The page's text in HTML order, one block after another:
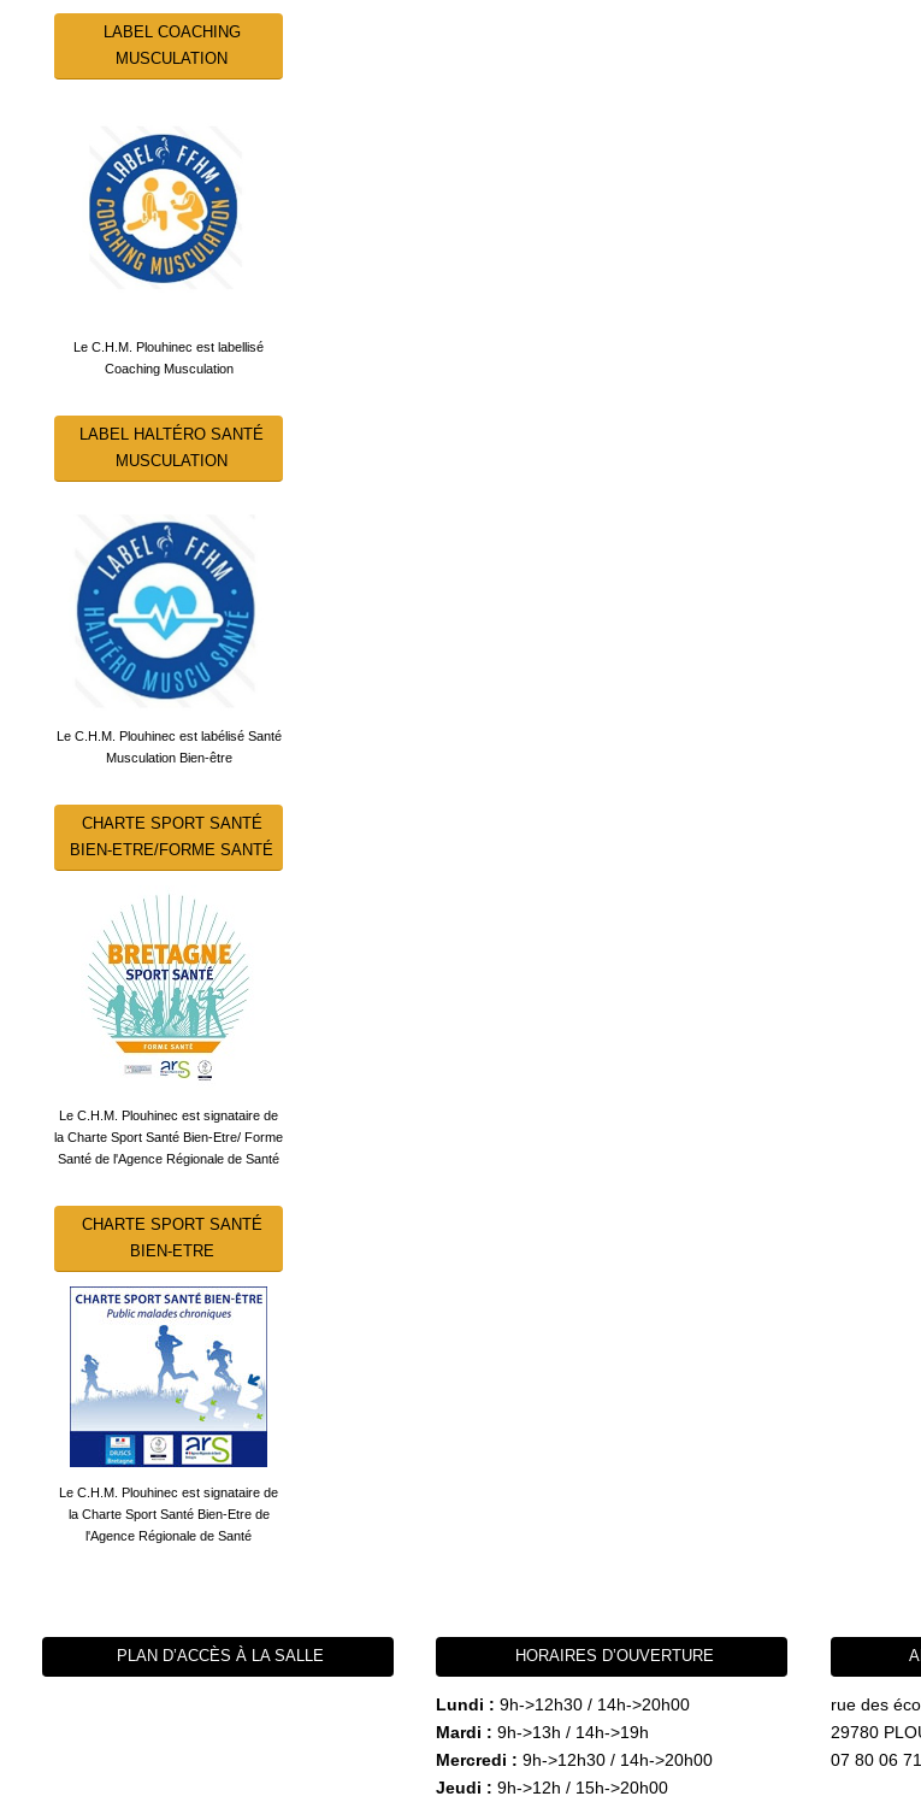
LABEL COACHING
MUSCULATION
Le C.H.M. Plouhinec est labellisé
Coaching Musculation
LABEL HALTÉRO SANTÉ
MUSCULATION
Le C.H.M. Plouhinec est labélisé Santé
Musculation Bien-être
CHARTE SPORT SANTÉ
BIEN-ETRE/FORME SANTÉ
Le C.H.M. Plouhinec est signataire de
la Charte Sport Santé Bien-Etre/ Forme
Santé de l'Agence Régionale de Santé
CHARTE SPORT SANTÉ
BIEN-ETRE
Le C.H.M. Plouhinec est signataire de
la Charte Sport Santé Bien-Etre de
l'Agence Régionale de Santé
PLAN D’ACCÈS À LA SALLE HORAIRES D’OUVERTURE
Lundi : 9h->12h30 / 14h->20h00
Mardi : 9h->13h / 14h->19h
Mercredi : 9h->12h30 / 14h->20h00
Jeudi : 9h->12h / 15h->20h00
rue des
29780
07 80 06